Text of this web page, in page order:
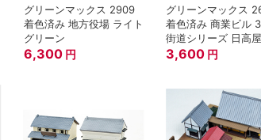
グリーンマックス 2909
着色済み 地方役場 ライト
グリーン
6,300 円
グリーンマックス
着色済み 商業ビル
街道シリーズ 日高屋
3,600 円